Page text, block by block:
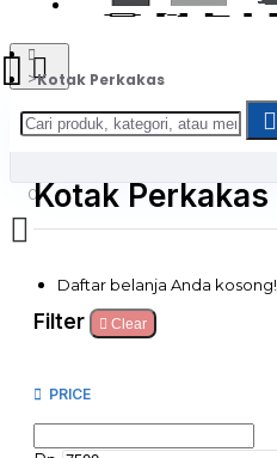
0
Daftar belanja Anda kosong!
Kotak Perkakas
Kotak Perkakas
Filter Clear
PRICE